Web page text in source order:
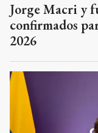
Jorge Macri y
confirmados
2026